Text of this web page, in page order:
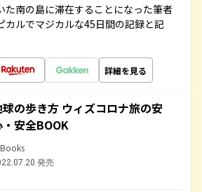
た南の島に滞在することになった筆者
カルでマジカルな45日間の記録と記
詳細を見る
の歩き方 ウィズコロナ旅の安
安全BOOK
発売